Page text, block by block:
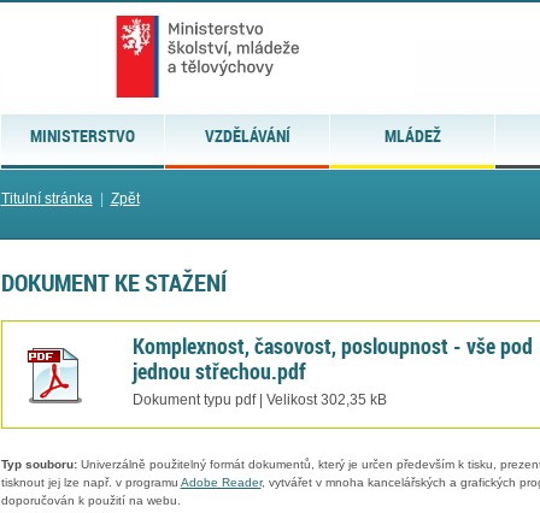
MINISTERSTVO VZDĚLÁVÁNÍ MLÁDEŽ
Titulní stránka| Zpět
DOKUMENT KE STAŽENÍ
Komplexnost, časovost, posloupnost - vše pod
jednou střechou.pdf
Dokument typu pdf | Velikost 302,35 kB
Typ souboru:Univerzálně použitelný formát dokumentů, který je určen především k tisku,
tisknout jej lze např. v programu Adobe Reader, vytvářet v mnoha kancelářských a grafických
doporučován k použití na webu.